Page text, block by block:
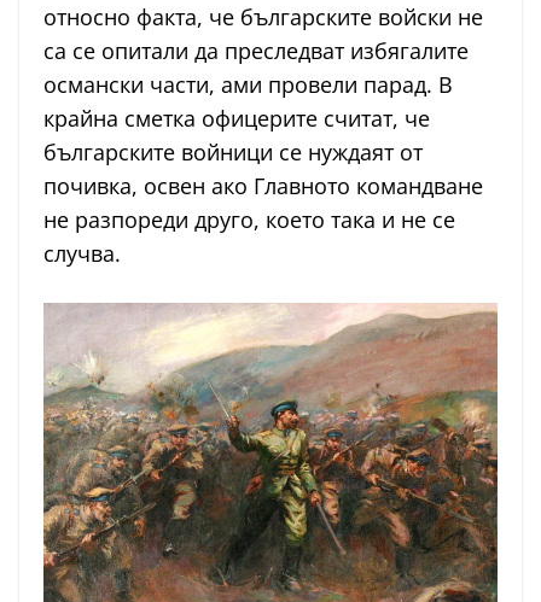
относно факта, че българските войски не
са се опитали да преследват избягалите
османски части, ами провели парад. В
крайна сметка офицерите считат, че
българските войници се нуждаят от
почивка, освен ако Главното командване
не разпореди друго, което така и не се
случва.